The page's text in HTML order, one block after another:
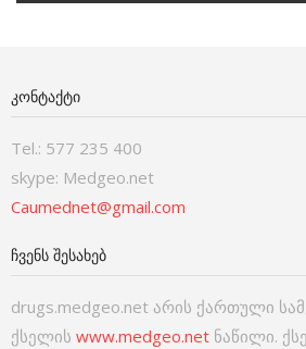
ᲙᲝᲜᲢᲐᲥᲢᲘ
Tel.: 577 235 400
skype: Medgeo.net
Caumednet@gmail.com
ᲩᲕᲔᲜᲡ ᲨᲔᲡᲐᲮᲔᲑ
drugs.medgeo.net არის ქართული
ქსელის www.medgeo.net ნაწილი.